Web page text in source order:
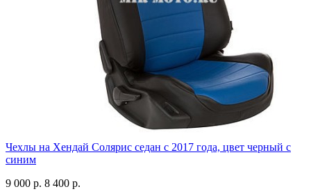
Чехлы на Хендай Солярис седан с 2017 года, цвет черный с
синим
9 000 р. 8 400 р.